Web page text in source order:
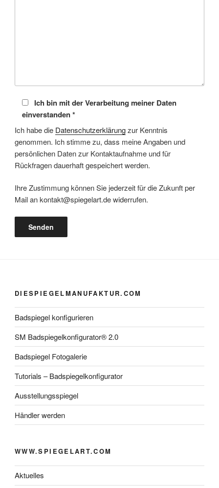
Ich bin mit der Verarbeitung meiner Daten
einverstanden *
Ich habe die Datenschutzerklärungzur Kenntnis
genommen. Ich stimme zu, dass meine Angaben und
persönlichen Daten zur Kontaktaufnahme und für
Rückfragen dauerhaft gespeichert werden.
Ihre Zustimmung können Sie jederzeit für die Zukunft per
Mail ankontakt@spiegelart.dewiderrufen.
DIESPIEGELMANUFAKTUR.COM
Badspiegel konfigurieren
SM Badspiegelkonfigurator® 2.0
Badspiegel Fotogalerie
Tutorials – Badspiegelkonfigurator
Ausstellungsspiegel
Händler werden
WWW.SPIEGELART.COM
Aktuelles